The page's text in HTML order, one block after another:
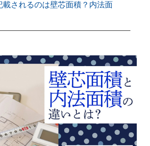
されるのは壁芯面積？内法面